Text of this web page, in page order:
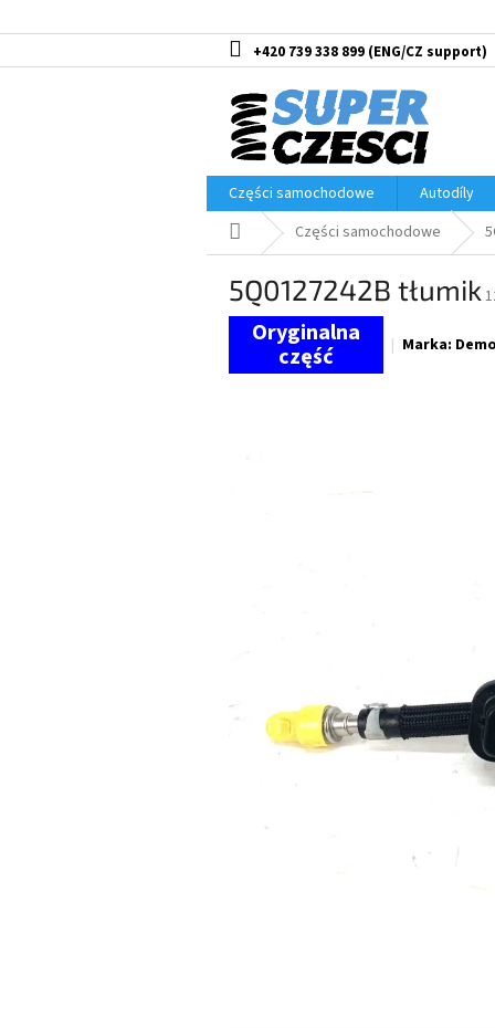
do
+420 739 338 899
Części samochodowe
Autodíly
Home Części samochodowe
5Q0127242B tłumik
Marka: